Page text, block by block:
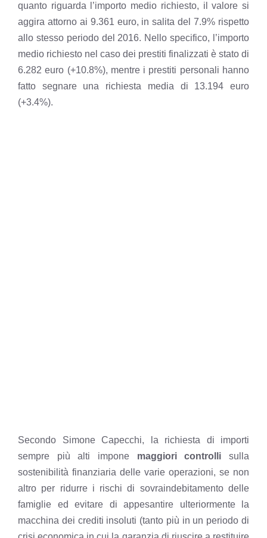
quanto riguarda l’importo medio richiesto, il valore si
aggira attorno ai 9.361 euro, in salita del 7.9% rispetto
allo stesso periodo del 2016. Nello specifico, l’importo
medio richiesto nel caso dei prestiti finalizzati è stato di
6.282 euro (+10.8%), mentre i prestiti personali hanno
fatto segnare una richiesta media di 13.194 euro
(+3.4%).
Secondo Simone Capecchi, la richiesta di importi
sempre più alti impone maggiori controlli sulla
sostenibilità finanziaria delle varie operazioni, se non
altro per ridurre i rischi di sovraindebitamento delle
famiglie ed evitare di appesantire ulteriormente la
macchina dei crediti insoluti (tanto più in un periodo di